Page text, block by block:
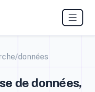
données
de données,